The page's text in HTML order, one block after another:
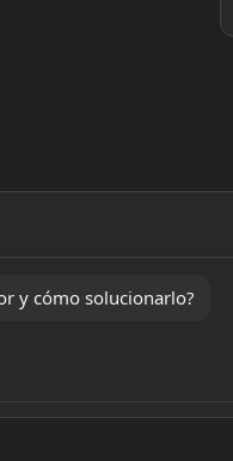
y cómo solucionarlo?